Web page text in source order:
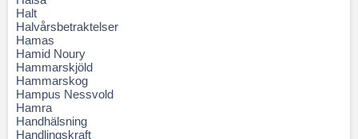
Halt
Halvårsbetraktelser
Hamas
Hamid Noury
Hammarskjöld
Hammarskog
Hampus Nessvold
Hamra
Handhälsning
Handlingskraft